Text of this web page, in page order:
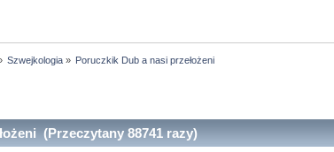
Szwejkologia » Poruczkik Dub a nasi przełożeni
(Przeczytany 88741 razy)